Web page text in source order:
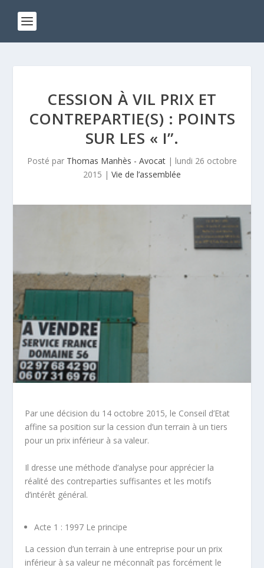
CESSION À VIL PRIX ET
CONTREPARTIE(S) : POINTS
SUR LES « I”.
Posté par Thomas Manhès - Avocat | lundi 26 octobre
2015 | Vie de l’assemblée
Par une décision du 14 octobre 2015, le Conseil d’Etat
affine sa position sur la cession d’un terrain à un tiers
pour un prix inférieur à sa valeur.
Il dresse une méthode d’analyse pour apprécier la
réalité des contreparties suffisantes et les motifs
d’intérêt général.
Acte 1 : 1997 Le principe
La cession d’un terrain à une entreprise pour un prix
inférieur à sa valeur ne méconnaît pas forcément le